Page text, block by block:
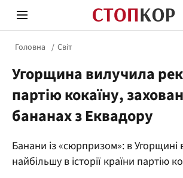
Головна Світ
Угорщина вилучила
партію кокаїну,
бананах з Еквадору
Банани із «сюрпризом»: в Угорщині
найбільшу в історії країни партію